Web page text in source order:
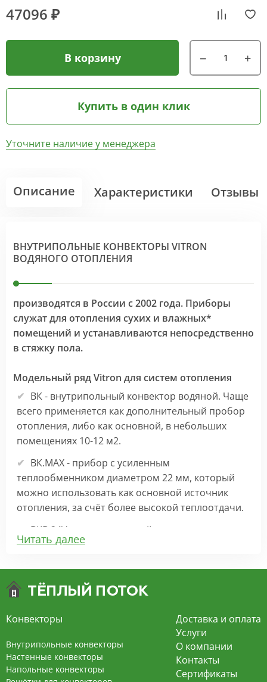
47096 ₽
В корзину
Купить в один клик
Уточните наличие у менеджера
Описание Характеристики Отзывы
ВНУТРИПОЛЬНЫЕ КОНВЕКТОРЫ VITRON
ВОДЯНОГО ОТОПЛЕНИЯ
производятся в России с 2002 года. Приборы
служат для отопления сухих и влажных*
помещений и устанавливаются непосредственно
в стяжку пола.
Модельный ряд Vitron для систем отопления
ВК - внутрипольный конвектор водяной. Чаще
всего применяется как дополнительный пробор
отопления, либо как основной, в небольших
помещениях 10-12 м2.
ВК.МАХ - прибор с усиленным
теплообменником диаметром 22 мм, который
можно использовать как основной источник
отопления, за счёт более высокой теплоотдачи.
ВКВ 24V – внутрипольный конвектор
отопления с вентилятором на 24В подходит для
экономит электроэнергию и бесшумно работает.
конвекцией на 220В. За счет тангенциального
вентилятора создает принудительную
конвекцию, что позволяет обогревать
помещения большой площади.
Читать далее
Конвекторы
Внутрипольные конвекторы
Настенные конвекторы
Напольные конвекторы
Доставка и оплата
Услуги
О компании
Контакты
Сертификаты